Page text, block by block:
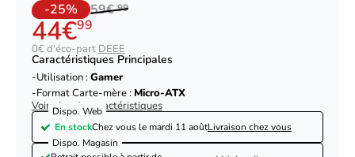
-25% 59€ 99
44€99
0€ d'éco-part DEEE
Caractéristiques Principales
Utilisation :Gamer
Format Carte-mère : Micro-ATX
Voir plus de caractéristiques
Dispo. Web
En stockChez vous le mardi 11 aoûtLivraison chez vous
Dispo. Magasin